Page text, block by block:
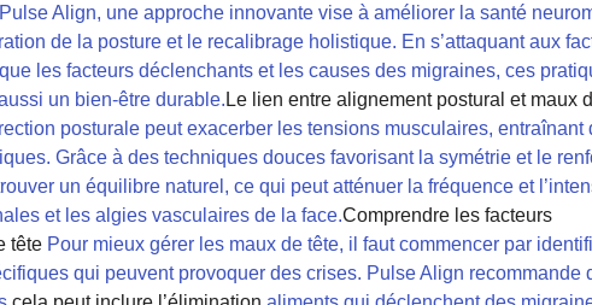
Align, une approche innovante vise à améliorer la santé
de la posture et le recalibrage holistique. En s’attaquant aux
les facteurs déclenchants et les causes des migraines, ces
un bien-être durable. Le lien entre alignement postural et maux
posturale peut exacerber les tensions musculaires, entraînant
Grâce à des techniques douces favorisant la symétrie et le
un équilibre naturel, ce qui peut atténuer la fréquence et
et les algies vasculaires de la face.Comprendre les facteurs
tête Pour mieux gérer les maux de tête, il faut commencer par
qui peuvent provoquer des crises. Pulse Align recommande